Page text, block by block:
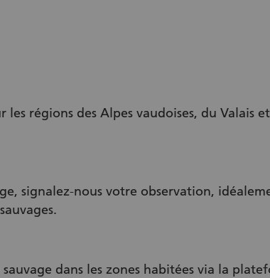
les régions des Alpes vaudoises, du Valais
signalez-nous votre observation,
dans les zones habitées via la